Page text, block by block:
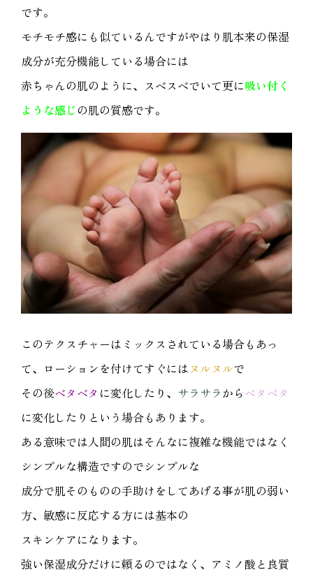
です。
モチモチ感にも似ているんですがやはり肌本来の保湿
成分が充分機能している場合には
赤ちゃんの肌のように、スベスベでいて更に吸い付く
ような感じ の肌の質感です。
このテクスチャーはミックスされている場合もあっ
て、ローションを付けてすぐにはヌルヌルで
その後ベタベタ に変化したり、 サラサラ から ペタペタ
に変化したりという場合もあります。
ある意味では人間の肌はそんなに複雑な機能ではなく
シンプルな構造ですのでシンプルな
成分で肌そのものの手助けをしてあげる事が肌の弱い
方、敏感に反応する方には基本の
スキンケアになります。
強い保湿成分だけに頼るのではなく、アミノ酸と良質